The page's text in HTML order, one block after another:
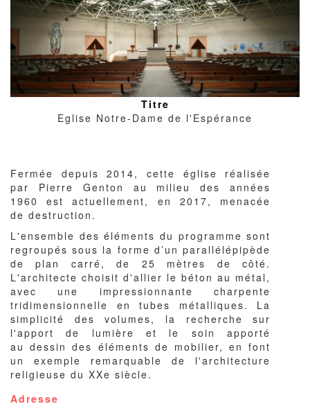
Titre
Eglise Notre-Dame de l'Espérance
Corps
du
texte
Fermée depuis 2014, cette église réalisée
par Pierre Genton au milieu des années
1960 est actuellement, en 2017, menacée
de destruction.
L'ensemble des éléments du programme sont
regroupés sous la forme d’un parallélépipède
de plan carré, de 25 mètres de côté.
L'architecte choisit d'allier le béton au métal,
avec une impressionnante charpente
tridimensionnelle en tubes métalliques. La
simplicité des volumes, la recherche sur
l'apport de lumière et le soin apporté
au dessin des éléments de mobilier, en font
un exemple remarquable de l'architecture
religieuse du XXe siècle.
Adresse